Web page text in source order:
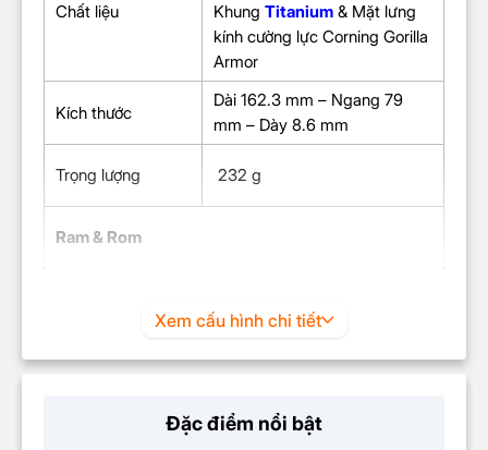
Chất liệu
Khung Titanium & Mặt lưng
kính cường lực Corning Gorilla
Armor
Kích thước
Dài 162.3 mm – Ngang 79
mm – Dày 8.6 mm
Trọng lượng 232 g
Ram & Rom
(ROM)
512GB
Xem cấu hình chi tiết
Đặc điểm nổi bật